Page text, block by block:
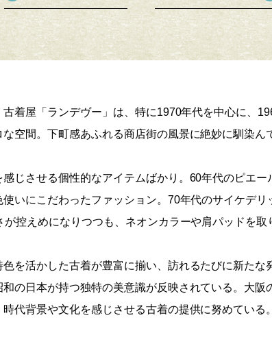
着屋「ランデヴー」は、特に1970年代を中心に、
空間。下町感あふれる商店街の風景に絶妙に馴染ん
じさせる個性的なアイテムばかり。60年代のピエ
いにこだわったファッション。70年代のサイケデ
が控えめになりつつも、ネオンカラーや肩パッドを取
を活かした古着が豊富に揃い、訪れるたびに新たな
の日本が持つ独特の美意識が反映されている。大阪
代背景や文化を感じさせる古着の提供に努めてい